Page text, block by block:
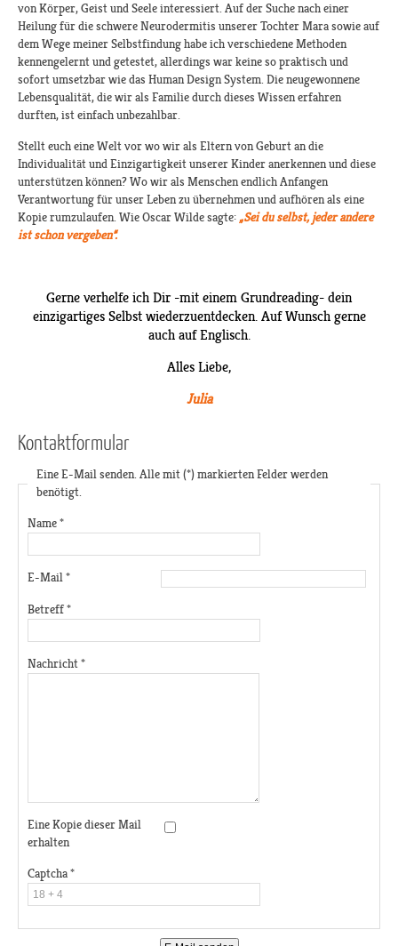
von Körper, Geist und Seele interessiert. Auf der Suche nach einer
Heilung für die schwere Neurodermitis unserer Tochter Mara sowie auf
dem Wege meiner Selbstfindung habe ich verschiedene Methoden
kennengelernt und getestet, allerdings war keine so praktisch und
sofort umsetzbar wie das Human Design System. Die neugewonnene
Lebensqualität, die wir als Familie durch dieses Wissen erfahren
durften, ist einfach unbezahlbar.
Stellt euch eine Welt vor wo wir als Eltern von Geburt an die
Individualität und Einzigartigkeit unserer Kinder anerkennen und diese
unterstützen können? Wo wir als Menschen endlich Anfangen
Verantwortung für unser Leben zu übernehmen und aufhören als eine
Kopie rumzulaufen. Wie Oscar Wilde sagte:„Sei du selbst, jeder andere
ist schon vergeben“.
Gerne verhelfe ich Dir -mit einem Grundreading- dein
einzigartiges Selbst wiederzuentdecken. Auf Wunsch gerne
auch auf Englisch.
Alles Liebe,
Julia
Kontaktformular
Eine E-Mail senden. Alle mit (*) markierten Felder werden
benötigt.
Name*
E-Mail*
Betreff*
Nachricht*
Eine Kopie dieser Mail
erhalten
Captcha*